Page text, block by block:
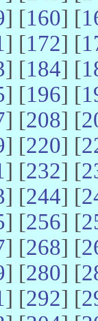
] [160] [
] [172] [
] [184] [
] [196] [
] [208] [
] [220] [
] [232] [
] [244] [
] [256] [
] [268] [
] [280] [
] [292] [